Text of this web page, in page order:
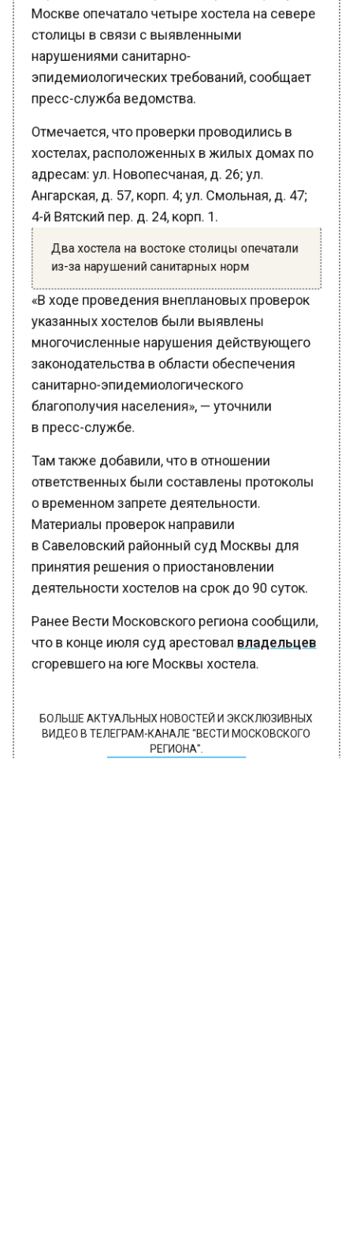
столицы в связи с выявленными
нарушениями санитарно-
эпидемиологических требований, сообщает
пресс-служба ведомства.
хостелах, расположенных в жилых домах по
адресам: ул. Новопесчаная, д. 26; ул.
Ангарская, д. 57, корп. 4; ул. Смольная, д. 47;
4-й Вятский пер. д. 24, корп. 1.
из-за нарушений санитарных норм
«В ходе проведения внеплановых проверок
указанных хостелов были выявлены
многочисленные нарушения действующего
законодательства в области обеспечения
санитарно-эпидемиологического
благополучия населения», — уточнили
в пресс-службе.
Там также добавили, что в отношении
ответственных были составлены протоколы
о временном запрете деятельности.
Материалы проверок направили
в Савеловский районный суд Москвы для
принятия решения о приостановлении
деятельности хостелов на срок до 90 суток.
Ранее Вести Московского региона сообщили,
что в конце июля суд арестовалвладельцев
сгоревшего на юге Москвы хостела.
БОЛЬШЕ АКТУАЛЬНЫХ НОВОСТЕЙ И ЭКСКЛЮЗИВНЫХ
ВИДЕО В ТЕЛЕГРАМ-КАНАЛЕ "ВЕСТИ МОСКОВСКОГО
РЕГИОНА".